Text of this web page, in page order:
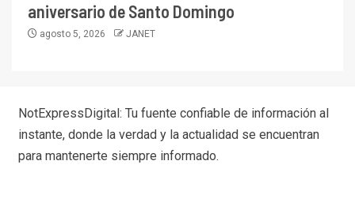
aniversario de Santo Domingo
agosto 5, 2026 JANET
NotExpressDigital: Tu fuente confiable de información al
instante, donde la verdad y la actualidad se encuentran
para mantenerte siempre informado.